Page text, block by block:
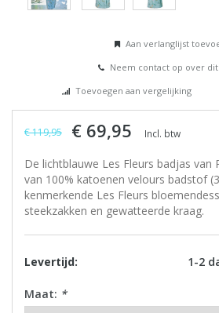
Aan verlanglijst
Neem contact op over
Toevoegen aan vergelijking
€ 119,95 € 69,95 Incl. btw
De lichtblauwe Les Fleurs badjas van
van 100% katoenen velours badstof
kenmerkende Les Fleurs
steekzakken en gewatteerde kraag.
Levertijd: 1-2
Maat: *